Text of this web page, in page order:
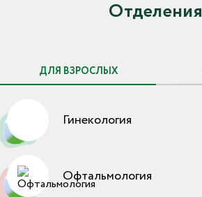
Отделения
ДЛЯ ВЗРОСЛЫХ
Гинекология
Офтальмология